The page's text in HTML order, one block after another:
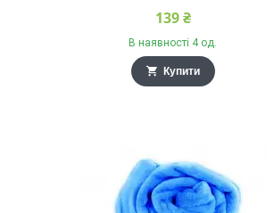
139 ₴
В наявності 4 од.
Купити